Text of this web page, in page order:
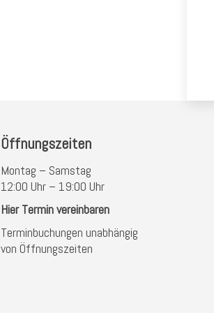
Öffnungszeiten
Montag – Samstag
12:00 Uhr – 19:00 Uhr
Hier Termin vereinbaren
Terminbuchungen unabhängig
von Öffnungszeiten